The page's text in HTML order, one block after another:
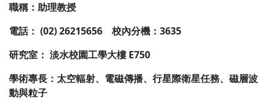
職稱：助理教授
電話： (02) 26215656 校內分機：3635
研究室： 淡水校園工學大樓 E750
學術專長：太空輻射、電磁傳播、行星際衛星任務、磁層波
動與粒子